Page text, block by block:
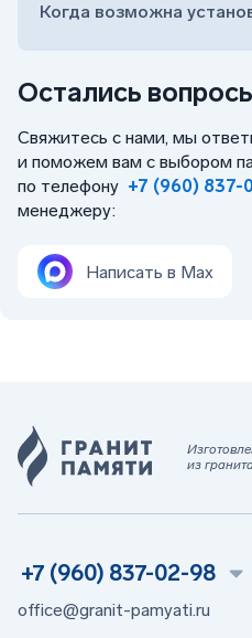
Остались
Свяжитесь с нами, мы
и поможем вам с выбором
по телефону +7 (960) 837-
менеджеру:
Написать в Max
Когда возможна
из
+7 (960) 837-02-98
office@granit-pamyati.ru